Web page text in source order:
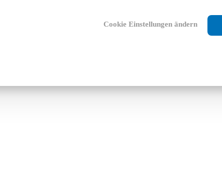
Cookie Einstellungen ändern